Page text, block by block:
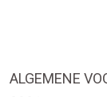
ALGEMENE